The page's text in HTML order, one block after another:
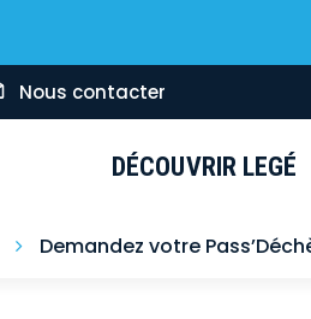
Nous contacter
DÉCOUVRIR LEGÉ
Demandez votre